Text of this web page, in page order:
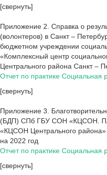
[свернуть]
Приложение 2. Справка о
(волонтеров) в Санкт –
бюджетном учреждении
«Комплексный центр
Центрального района Санкт –
Отчет по практике
[свернуть]
Приложение 3.
(БДП) СПб ГБУ СОН «КЦСОН.
«КЦСОН Центрального района»
на 2022 год
Отчет по практике Социальная
[свернуть]